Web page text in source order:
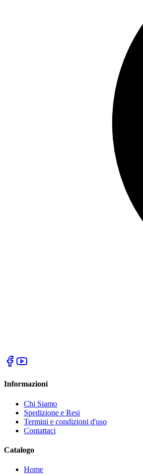
Informazioni
Chi Siamo
Spedizione e Resi
Termini e condizioni d'uso
Contattaci
Catalogo
Home